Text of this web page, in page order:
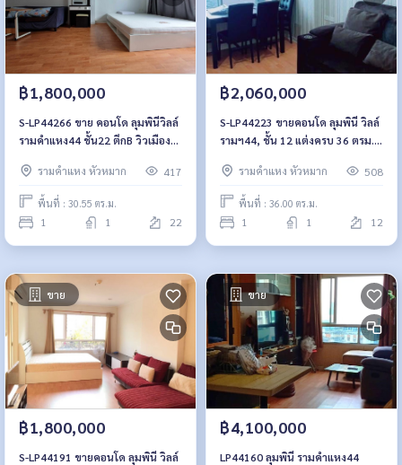
฿1,800,000
S-LP44266 ขาย คอนโด ลุมพินีวิลล์
รามคำแหง44 ชั้น22 ตึกB วิวเมือง
064-959-8900
รามคำแหง หัวหมาก 417
พื้นที่ : 30.55 ตร.ม.
1 1 22
฿2,060,000
S-LP44223 ขายคอนโด ลุมพินี วิลล์
รามฯ44, ชั้น 12 แต่งครบ 36 ตรม.
รามคำแหง หัวหมาก
508
พื้นที่ : 36.00 ตร.ม.
1 1 12
ขาย
฿1,800,000
S-LP44191 ขายคอนโด ลุมพินี วิลล์
ขาย
฿4,100,000
LP44160 ลุมพินี รามคำแหง44